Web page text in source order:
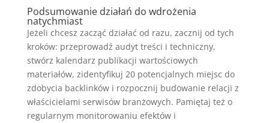
Podsumowanie działań do wdrożenia
natychmiast
Jeżeli chcesz zacząć działać od razu, zacznij od tych
kroków: przeprowadź audyt treści i techniczny,
stwórz kalendarz publikacji wartościowych
materiałów, zidentyfikuj 20 potencjalnych miejsc do
zdobycia backlinków i rozpocznij budowanie relacji z
właścicielami serwisów branżowych. Pamiętaj też o
regularnym monitorowaniu efektów i